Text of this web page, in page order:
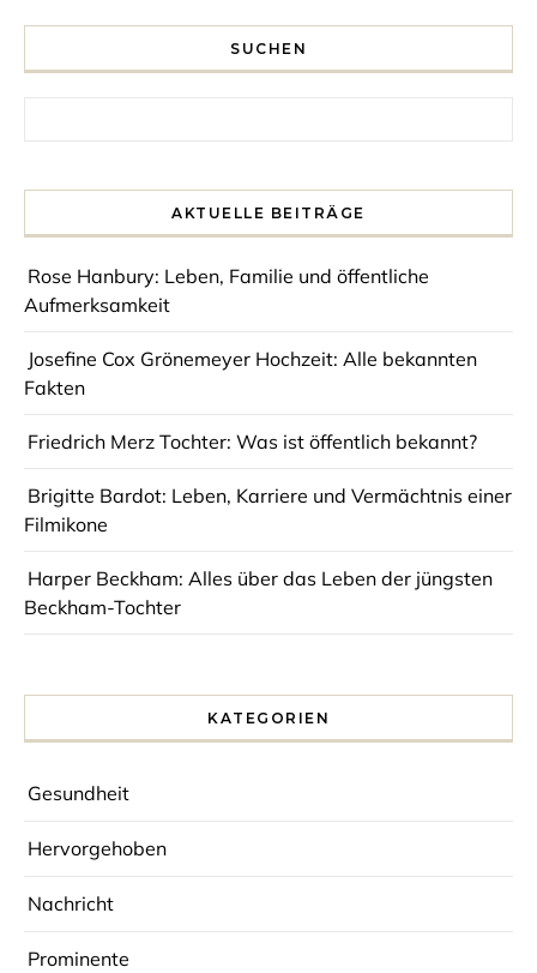
SUCHEN
AKTUELLE BEITRÄGE
Rose Hanbury: Leben, Familie und öffentliche
Aufmerksamkeit
Josefine Cox Grönemeyer Hochzeit: Alle bekannten
Fakten
Friedrich Merz Tochter: Was ist öffentlich bekannt?
Brigitte Bardot: Leben, Karriere und Vermächtnis einer
Filmikone
Harper Beckham: Alles über das Leben der jüngsten
Beckham-Tochter
KATEGORIEN
Gesundheit
Hervorgehoben
Nachricht
Prominente